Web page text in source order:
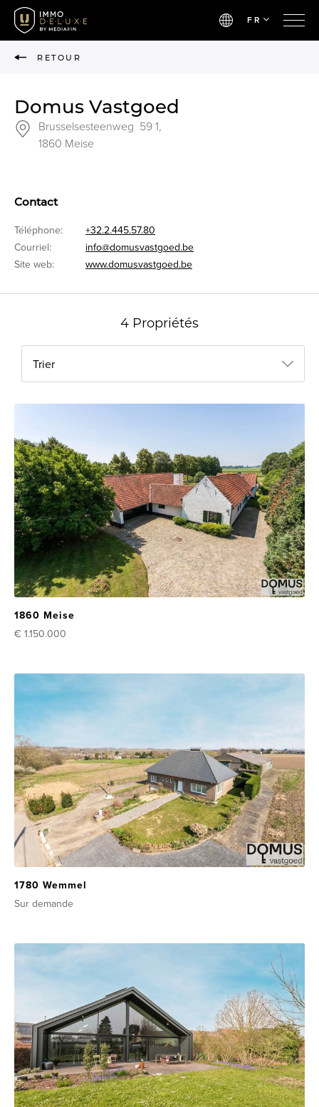
FR
RETOUR
Domus Vastgoed
Brusselsesteenweg 59 1,
1860 Meise
Contact
Téléphone:
+32.2.445.57.80
Courriel:
info@domusvastgoed.be
Site web:
www.domusvastgoed.be
4 Propriétés
Trier
1860 Meise
€ 1.150.000
1780 Wemmel
Sur demande